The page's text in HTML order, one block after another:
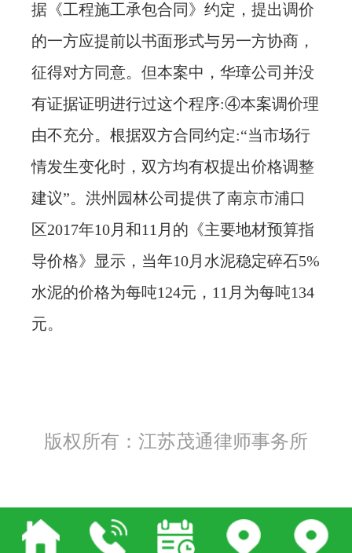
据《工程施工承包合同》约定，提出调价
的一方应提前以书面形式与另一方协商，
征得对方同意。但本案中，华璋公司并没
有证据证明进行过这个程序:④本案调价理
由不充分。根据双方合同约定:“当市场行
情发生变化时，双方均有权提出价格调整
建议”。洪州园林公司提供了南京市浦口
区2017年10月和11月的《主要地材预算指
导价格》显示，当年10月水泥稳定碎石5%
水泥的价格为每吨124元，11月为每吨134
元。
版权所有：江苏茂通律师事务所